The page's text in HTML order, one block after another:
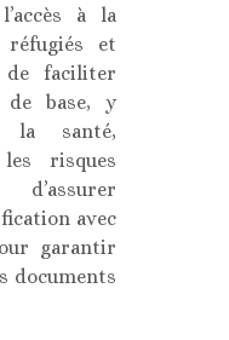
à la
réfugiés et
de faciliter
de base, y
la santé,
risques
avec
garantir
documents